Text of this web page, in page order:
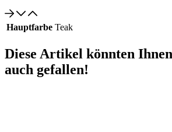
Hauptfarbe Teak
Diese Artikel könnten
auch gefallen!